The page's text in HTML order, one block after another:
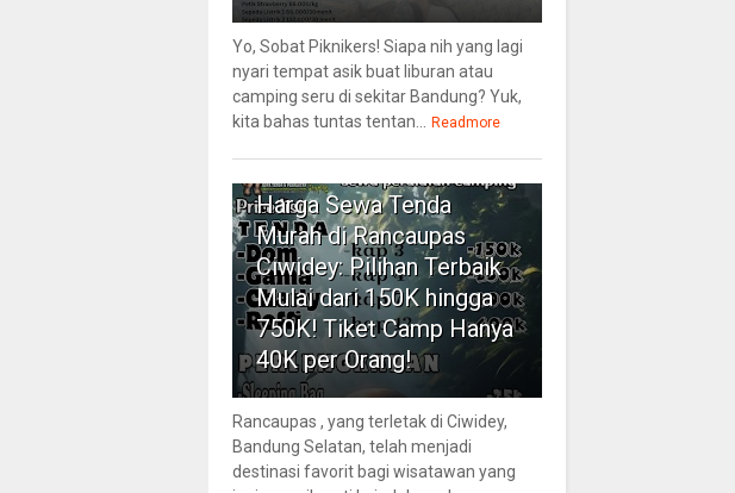
Yo, Sobat Piknikers! Siapa nih yang lagi
nyari tempat asik buat liburan atau
camping seru di sekitar Bandung? Yuk,
kita bahas tuntas tentan...
Readmore
6
Harga Sewa Tenda
Murah di Rancaupas
Ciwidey: Pilihan Terbaik
Mulai dari 150K hingga
750K! Tiket Camp Hanya
40K per Orang!
Rancaupas , yang terletak di Ciwidey,
Bandung Selatan, telah menjadi
destinasi favorit bagi wisatawan yang